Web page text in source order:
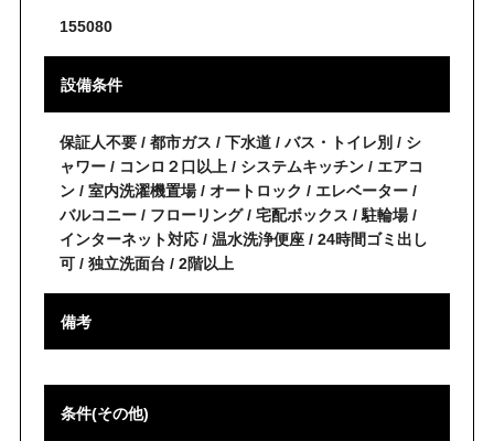
155080
設備条件
保証人不要 / 都市ガス / 下水道 / バス・トイレ別 / シ
ャワー / コンロ２口以上 / システムキッチン / エアコ
ン / 室内洗濯機置場 / オートロック / エレベーター /
バルコニー / フローリング / 宅配ボックス / 駐輪場 /
インターネット対応 / 温水洗浄便座 / 24時間ゴミ出し
可 / 独立洗面台 / 2階以上
備考
条件(その他)